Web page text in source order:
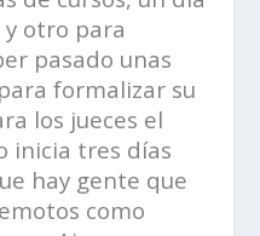
otro para
pasado unas
formalizar su
los jueces el
inicia tres días
hay gente que
como